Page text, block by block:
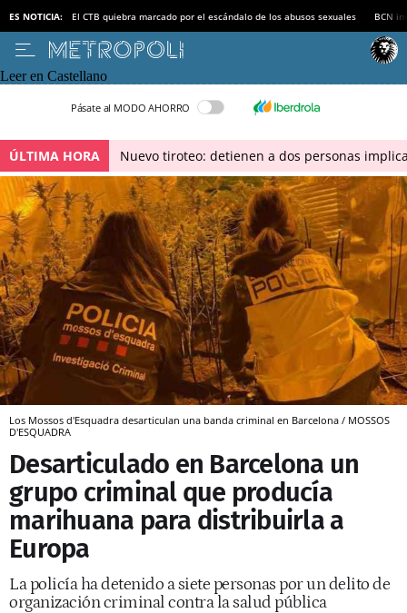
ES NOTICIA: El CTB quiebra marcado por el escándalo de los abusos sexuales BCN
Leer en Castellano
Pásate al MODO AHORRO
ÚLTIMA HORA Nuevo tiroteo: detienen a dos personas
Los Mossos d'Esquadra desarticulan una banda criminal en Barcelona / MOSSOS
D'ESQUADRA
Desarticulado en Barcelona un
grupo criminal que producía
marihuana para distribuirla a
Europa
La policía ha detenido a siete personas por un delito de
organización criminal contra la salud pública